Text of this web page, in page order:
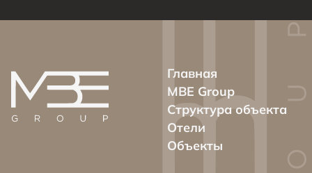
Главная
MBE Group
Структура объекта
Отели
Объекты